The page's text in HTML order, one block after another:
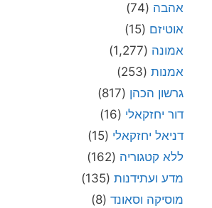
אהבה (74)
אוטיזם (15)
אמונה (1,277)
אמנות (253)
גרשון הכהן (817)
דור יחזקאלי (16)
דניאל יחזקאלי (15)
ללא קטגוריה (162)
מדע ועתידנות (135)
מוסיקה וסאונד (8)